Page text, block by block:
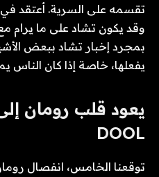
تقسمه على السرية. أعتقد
يفعلها، خاصة إذا كان الناس
يعود قلب رومان
DOOL
توقعنا الخامس، انفصال